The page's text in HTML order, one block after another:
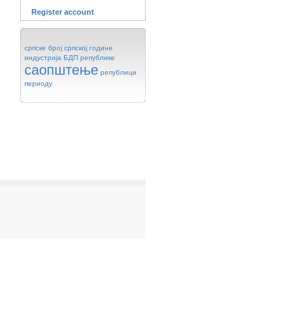
Register account
српске број српској године
индустрија БДП републике
саопштење републици
периоду